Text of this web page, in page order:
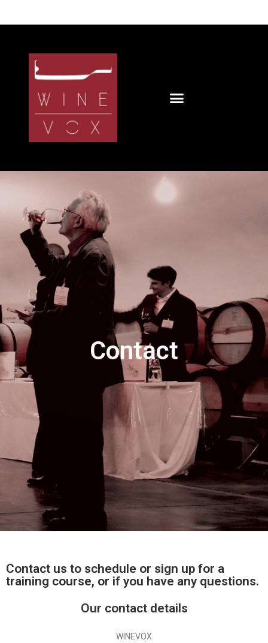
Contact
Contact us to schedule or sign up for a
training course, or if you have any questions.
Our contact details
WINEVOX